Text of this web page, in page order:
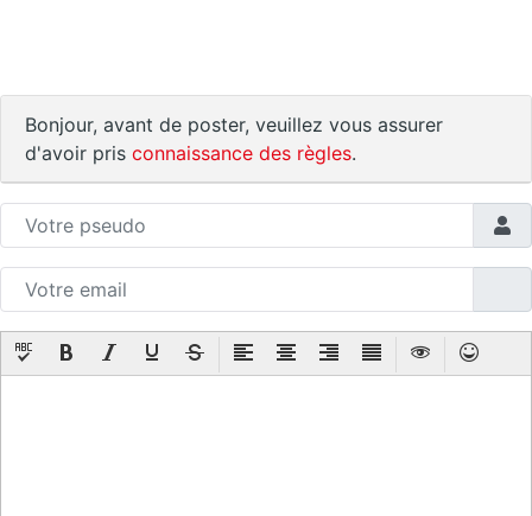
Bonjour, avant de poster, veuillez vous assurer
d'avoir pris connaissance des règles.